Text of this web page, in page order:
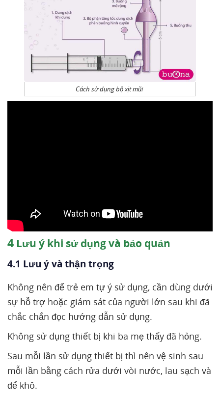
Cách sử dụng bộ xịt mũi
4 Lưu ý khi sử dụng và bảo quản
4.1 Lưu ý và thận trọng
Không nên để trẻ em tự ý sử dụng, cần dùng dưới
sự hỗ trợ hoặc giám sát của người lớn sau khi đã
chắc chắn đọc hướng dẫn sử dụng.
Không sử dụng thiết bị khi ba mẹ thấy đã hỏng.
Sau mỗi lần sử dụng thiết bị thì nên vệ sinh sau
mỗi lần bằng cách rửa dưới vòi nước, lau sạch và
để khô.